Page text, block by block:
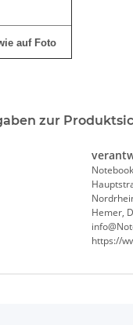
auf Foto
zur
Hemer,
https://